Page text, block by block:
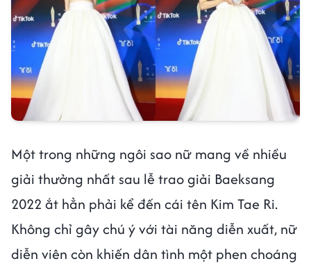
Một trong những ngôi sao nữ mang về nhiều
giải thưởng nhất sau lễ trao giải Baeksang
2022 ắt hẳn phải kể đến cái tên Kim Tae Ri.
Không chỉ gây chú ý với tài năng diễn xuất, nữ
diễn viên còn khiến dân tình một phen choáng